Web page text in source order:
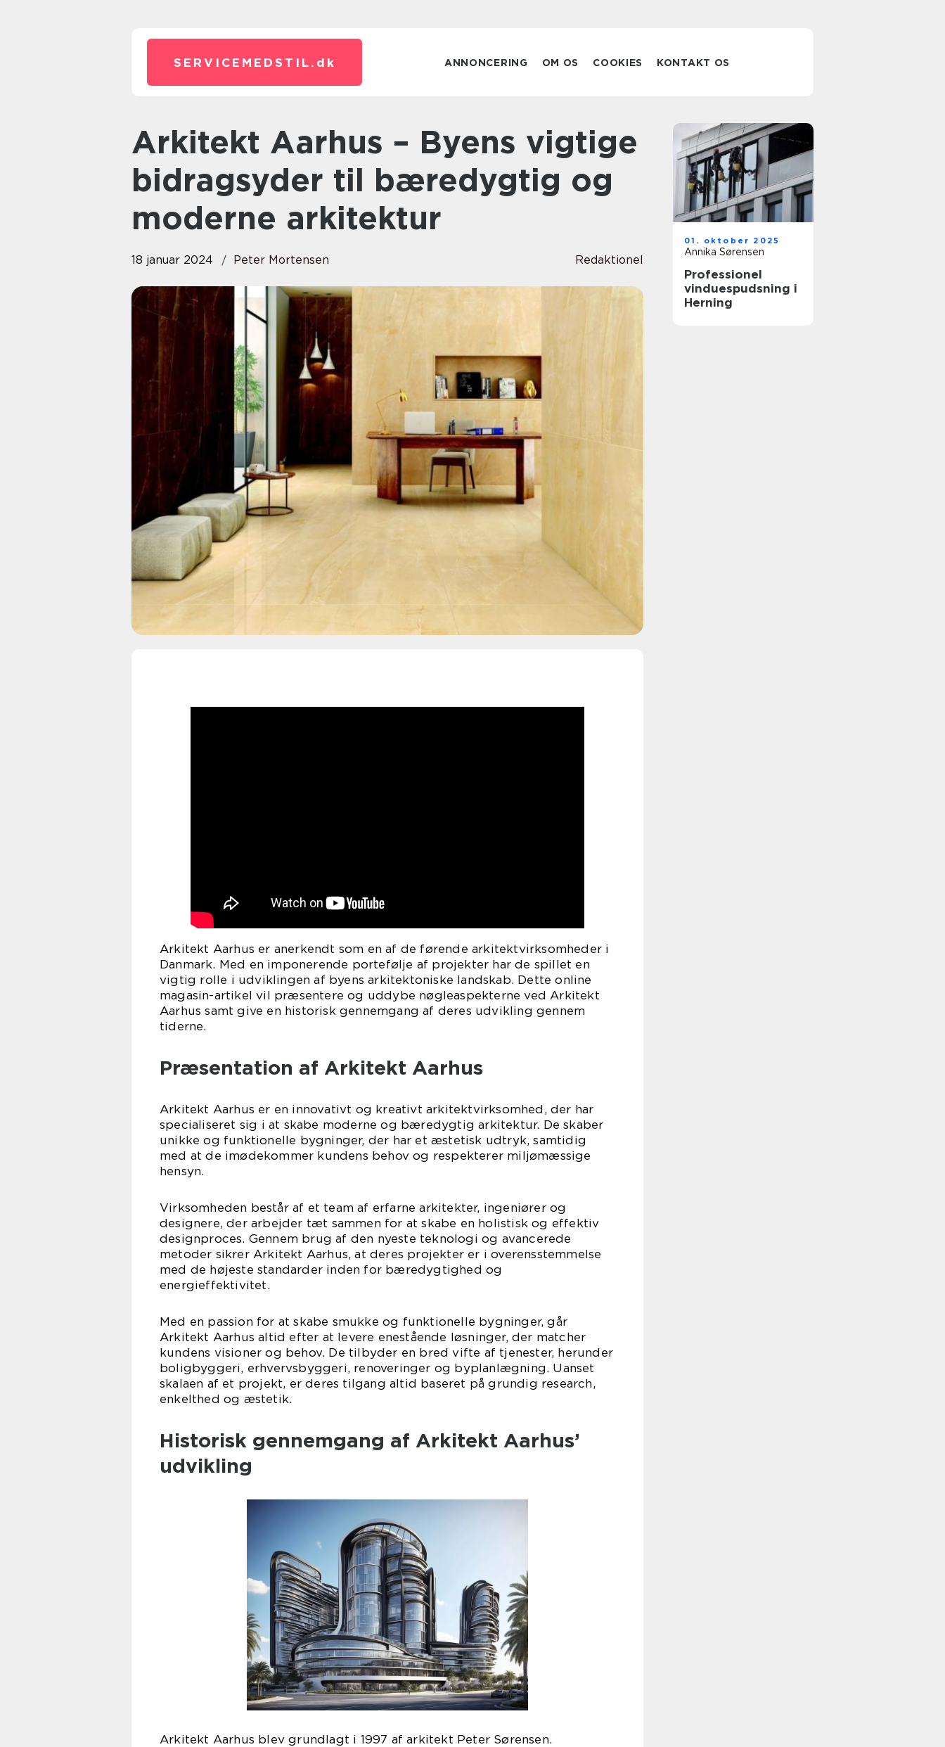
SERVICEMEDSTIL. dk ANNONCERING OM OS COOKIES KONTAKT OS
Arkitekt Aarhus – Byens vigtige
bidragsyder til bæredygtig og
moderne arkitektur
18 januar 2024 Peter Mortensen Redaktionel
Arkitekt Aarhus er anerkendt som en af de førende arkitektvirksomheder i
Danmark. Med en imponerende portefølje af projekter har de spillet en
vigtig rolle i udviklingen af byens arkitektoniske landskab. Dette online
magasin-artikel vil præsentere og uddybe nøgleaspekterne ved Arkitekt
Aarhus samt give en historisk gennemgang af deres udvikling gennem
tiderne.
Præsentation af Arkitekt Aarhus
Arkitekt Aarhus er en innovativt og kreativt arkitektvirksomhed, der har
specialiseret sig i at skabe moderne og bæredygtig arkitektur. De skaber
unikke og funktionelle bygninger, der har et æstetisk udtryk, samtidig
med at de imødekommer kundens behov og respekterer miljømæssige
hensyn.
Virksomheden består af et team af erfarne arkitekter, ingeniører og
designere, der arbejder tæt sammen for at skabe en holistisk og effektiv
designproces. Gennem brug af den nyeste teknologi og avancerede
metoder sikrer Arkitekt Aarhus, at deres projekter er i overensstemmelse
med de højeste standarder inden for bæredygtighed og
energieffektivitet.
Med en passion for at skabe smukke og funktionelle bygninger, går
Arkitekt Aarhus altid efter at levere enestående løsninger, der matcher
kundens visioner og behov. De tilbyder en bred vifte af tjenester, herunder
boligbyggeri, erhvervsbyggeri, renoveringer og byplanlægning. Uanset
skalaen af et projekt, er deres tilgang altid baseret på grundig research,
enkelthed og æstetik.
Historisk gennemgang af Arkitekt Aarhus’
udvikling
Arkitekt Aarhus blev grundlagt i 1997 af arkitekt Peter Sørensen.
01. oktober 2025
Annika Sørensen
Professionel
vinduespudsning i
Herning